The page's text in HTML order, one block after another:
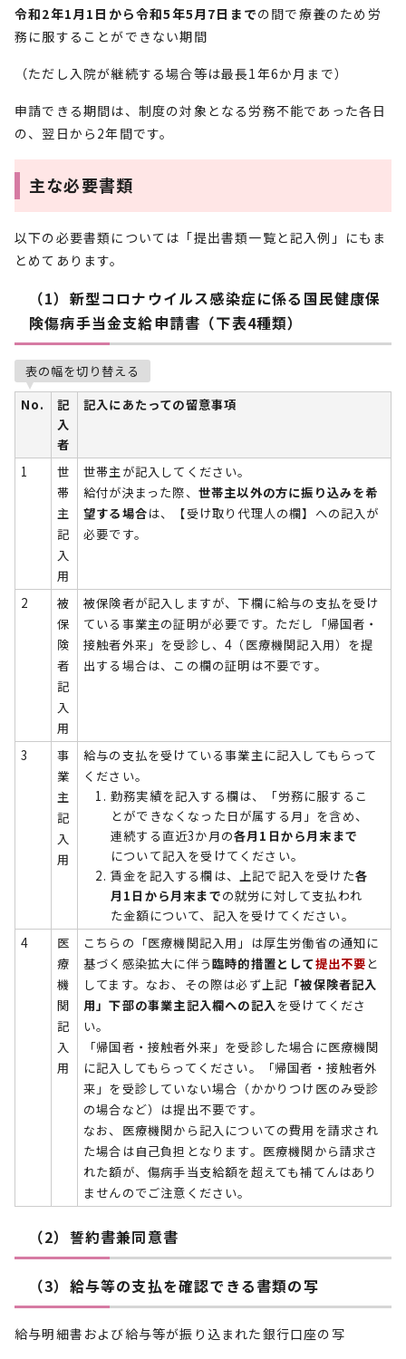
令和2年1月1日から令和5年5月7日までの間で療養のため労
務に服することができない期間
（ただし入院が継続する場合等は最長1年6か月まで）
申請できる期間は、制度の対象となる労務不能であった各日
の、翌日から2年間です。
主な必要書類
以下の必要書類については「提出書類一覧と記入例」にもま
とめてあります。
（1）新型コロナウイルス感染症に係る国民健康保
険傷病手当金支給申請書（下表4種類）
表の幅を切り替える
No.
記
入
者
記入にあたっての留意事項
1
世
帯
主
記
入
用
世帯主が記入してください。
給付が決まった際、 世帯主以外の方に振り込みを希
望する場合は、【受け取り代理人の欄】への記入が
必要です。
2
被
保
険
者
記
入
用
被保険者が記入しますが、下欄に給与の支払を受け
ている事業主の証明が必要です。ただし「帰国者・
接触者外来」を受診し、4（医療機関記入用）を提
出する場合は、この欄の証明は不要です。
3
事
業
主
記
入
用
給与の支払を受けている事業主に記入してもらって
ください。
勤務実績を記入する欄は、「労務に服するこ
とができなくなった日が属する月」を含め、
連続する直近3か月の各月1日から月末まで
について記入を受けてください。
賃金を記入する欄は、上記で記入を受けた各
月1日から月末までの就労に対して支払われ
た金額について、記入を受けてください。
4
医
療
機
関
記
入
用
こちらの「医療機関記入用」は厚生労働省の通知に
基づく感染拡大に伴う臨時的措置として提出不要 と
してます。なお、その際は必ず上記 「被保険者記入
用」下部の事業主記入欄への記入を受けてくださ
い。
「帰国者・接触者外来」を受診した場合に医療機関
に記入してもらってください。「帰国者・接触者外
来」を受診していない場合（かかりつけ医のみ受診
の場合など）は提出不要です。
なお、医療機関から記入についての費用を請求され
た場合は自己負担となります。医療機関から請求さ
れた額が、傷病手当支給額を超えても補てんはあり
ませんのでご注意ください。
（2）誓約書兼同意書
（3）給与等の支払を確認できる書類の写
給与明細書および給与等が振り込まれた銀行口座の写